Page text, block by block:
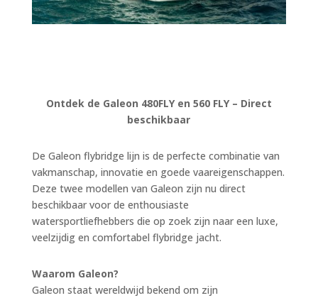
Ontdek de Galeon 480FLY en 560 FLY – Direct
beschikbaar
De Galeon flybridge lijn is de perfecte combinatie van
vakmanschap, innovatie en goede vaareigenschappen.
Deze twee modellen van Galeon zijn nu direct
beschikbaar voor de enthousiaste
watersportliefhebbers die op zoek zijn naar een luxe,
veelzijdig en comfortabel flybridge jacht.
Waarom Galeon?
Galeon staat wereldwijd bekend om zijn